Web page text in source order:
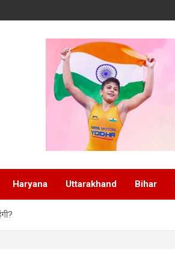
Haryana Uttarakhand Bihar